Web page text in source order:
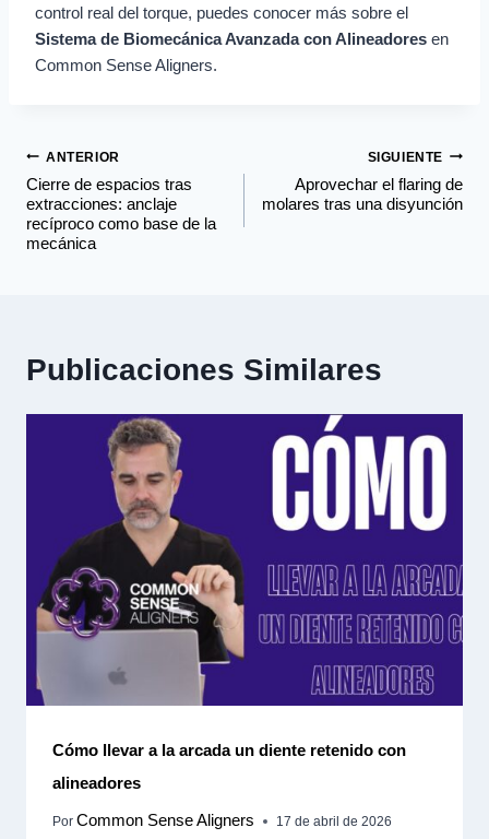
control real del torque, puedes conocer más sobre el
Sistema de Biomecánica Avanzada con Alineadores en
Common Sense Aligners.
ANTERIOR
Cierre de espacios tras
extracciones: anclaje
recíproco como base de la
mecánica
SIGUIENTE
Aprovechar el flaring de
molares tras una disyunción
Publicaciones Similares
Cómo llevar a la arcada un diente retenido con
alineadores
Por Common Sense Aligners 17 de abril de 2026